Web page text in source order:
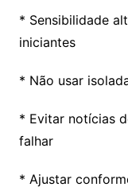
* Sensibilidade
iniciantes
* Não usar
* Evitar notícias
falhar
* Ajustar